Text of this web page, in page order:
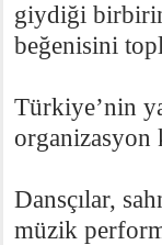
giydiği
beğenisini
Türkiye’nin
organizasyon
Dansçılar,
müzik